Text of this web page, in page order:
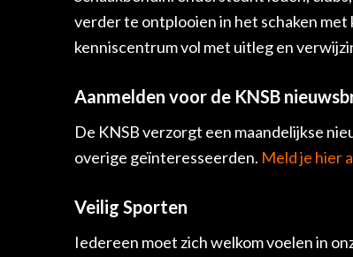
verder te ontplooien in het schaken met
kenniscentrum vol met uitleg en
Aanmelden voor de KNSB
De KNSB verzorgt een maandelijkse
overige geïnteresseerden. Meld je hier
Veilig Sporten
Iedereen moet zich welkom voelen in